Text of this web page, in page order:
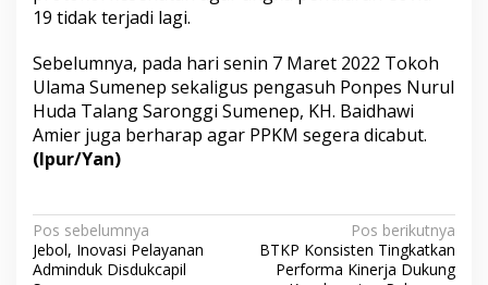
19 tidak terjadi lagi.
Sebelumnya, pada hari senin 7 Maret 2022 Tokoh
Ulama Sumenep sekaligus pengasuh Ponpes Nurul
Huda Talang Saronggi Sumenep, KH. Baidhawi
Amier juga berharap agar PPKM segera dicabut.
(Ipur/Yan)
N
a
Pos sebelumnya
Jebol, Inovasi Pelayanan
Adminduk Disdukcapil
Pos berikutnya
BTKP Konsisten Tingkatkan
Performa Kinerja Dukung